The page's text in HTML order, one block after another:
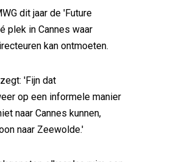
dit jaar de 'Future
plek in Cannes waar
kan ontmoeten.
'Fijn dat
op een informele manier
naar Cannes kunnen,
naar Zeewolde.'